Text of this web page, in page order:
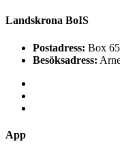
Landskrona BoIS
Postadress: Box
Besöksadress:
App